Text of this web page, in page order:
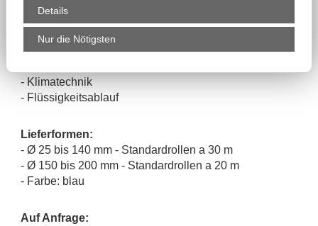
- Klimatechnik
- Flüssigkeitsablauf
Lieferformen:
- Ø 25 bis 140 mm - Standardrollen a 30 m
- Ø 150 bis 200 mm - Standardrollen a 20 m
- Farbe: blau
Auf Anfrage:
Details
Nur die Nötigsten